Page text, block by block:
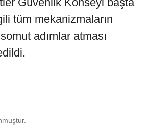
tüm mekanizmaların
adımlar atması